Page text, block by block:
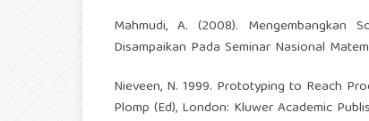
Mahmudi, A. (2008). Mengembangkan
Disampaikan Pada Seminar Nasional
Nieveen, N. 1999. Prototyping to Reach
Plomp (Ed), London: Kluwer Academic